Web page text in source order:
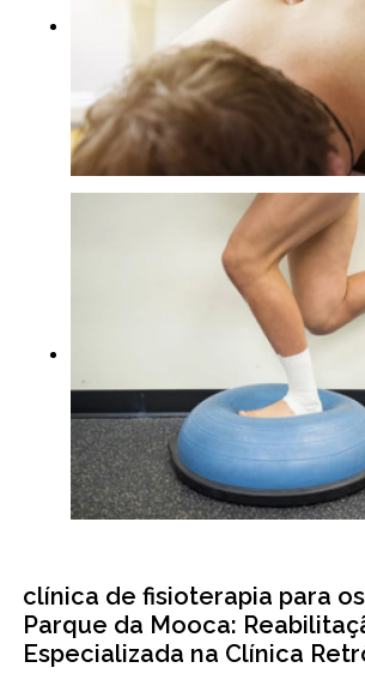
clínica de fisioterapia para
Parque da Mooca:
Especializada na Clínica